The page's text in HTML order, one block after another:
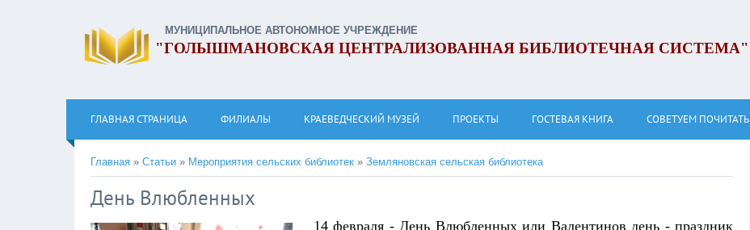
МУНИЦИПАЛЬНОЕ АВТОНОМНОЕ УЧРЕЖДЕНИЕ
"ГОЛЫШМАНОВСКАЯ ЦЕНТРАЛИЗОВАННАЯ БИБЛИОТЕЧНАЯ СИСТЕМА"
ГЛАВНАЯ СТРАНИЦА ФИЛИАЛЫ КРАЕВЕДЧЕСКИЙ МУЗЕЙ ПРОЕКТЫ ГОСТЕВАЯ КНИГА СОВЕТУЕМ ПОЧИТАТЬ
Главная » Статьи » Мероприятия сельских библиотек » Земляновская сельская библиотека
День Влюбленных
14 февраля - День Влюбленных или Валентинов день - праздник